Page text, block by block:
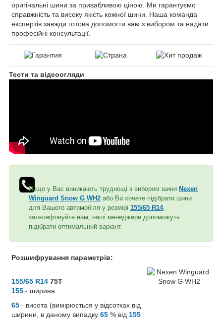
оригінальні шини за привабливою ціною. Ми гарантуємо
справжність та високу якість кожної шини. Наша команда
експертів завжди готова допомогти вам з вибором та надати
професійні консультації.
Тести та відеоогляди
Якщо у Вас виникають труднощі з вибором шини Nexen
Winguard Snow G WH2 або Ви хочете підібрати шини
для Вашого автомобіля у розмірі 155/65 R14,
зателефонуйте нам, наші менеджери допоможуть
підібрати оптимальний варіант.
Розшифрування параметрів:
155/65 R14 75T
155 - ширина
65 - висота (вимірюється у відсотках від
ширини, в даному випадку 65 % від 155